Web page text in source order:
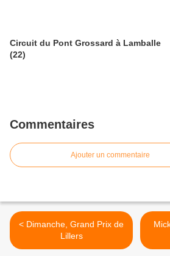
Circuit du Pont Grossard à Lamballe
(22)
Commentaires
Ajouter un commentaire
< Dimanche, Grand Prix de
Lillers